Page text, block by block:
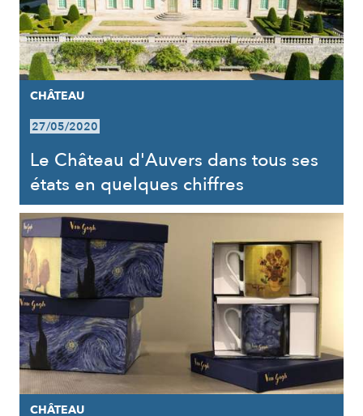
CHÂTEAU
27/05/2020
Le Château d'Auvers dans tous ses
états en quelques chiffres
CHÂTEAU